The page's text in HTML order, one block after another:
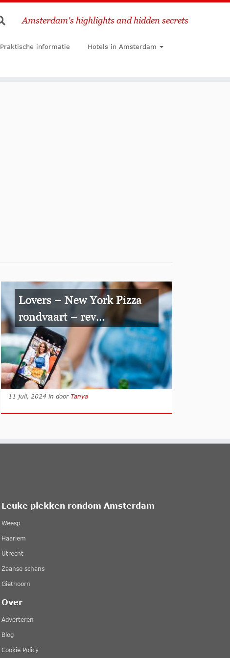
Zoeken
Amsterdam's highlights and hidden secrets
Praktische informatie Hotels in Amsterdam
Lovers – New York Pizza
rondvaart – rev...
11 juli, 2024 in door Tanya
Leuke plekken rondom Amsterdam
Weesp
Haarlem
Utrecht
Zaanse schans
Giethoorn
Over
Adverteren
Blog
Cookie Policy